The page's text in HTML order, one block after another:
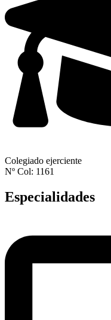
Colegiado ejerciente
Nº Col: 1161
Especialidades